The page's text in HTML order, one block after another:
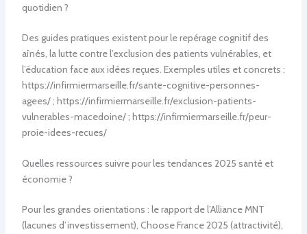
quotidien ?
Des guides pratiques existent pour le repérage cognitif des
aînés, la lutte contre l’exclusion des patients vulnérables, et
l’éducation face aux idées reçues. Exemples utiles et concrets :
https://infirmiermarseille.fr/sante-cognitive-personnes-
agees/ ; https://infirmiermarseille.fr/exclusion-patients-
vulnerables-macedoine/ ; https://infirmiermarseille.fr/peur-
proie-idees-recues/
Quelles ressources suivre pour les tendances 2025 santé et
économie ?
Pour les grandes orientations : le rapport de l’Alliance MNT
(lacunes d’investissement), Choose France 2025 (attractivité),